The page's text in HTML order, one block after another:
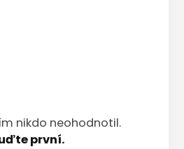
nikdo neohodnotil.
první.